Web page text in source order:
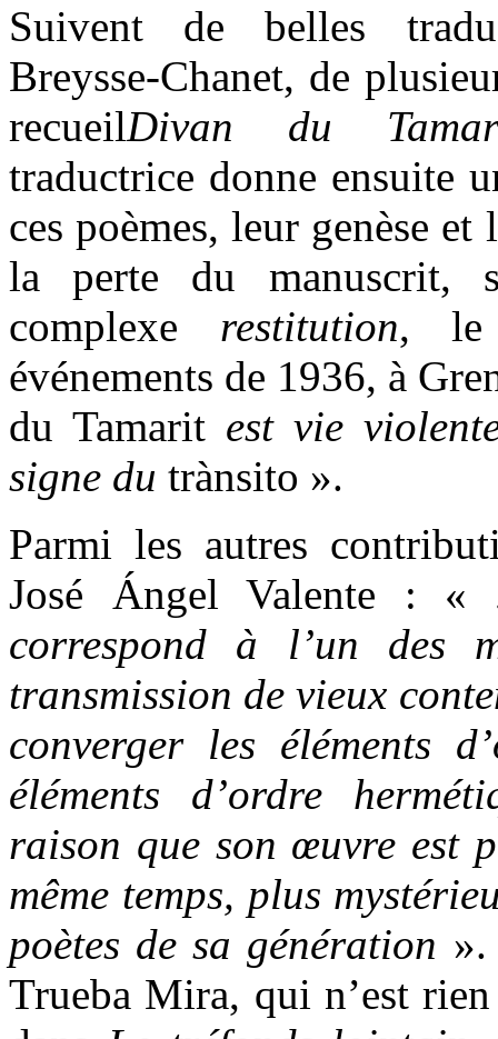
Suivent de belles
Breysse-Chanet, de
recueilDivan du
traductrice donne ensuite
ces poèmes, leur genèse et
la perte du manuscrit,
complexe restitution, le
événements de 1936, à
du Tamarit est vie
signe du trànsito ».
Parmi les autres
José Ángel Valente : «
correspond à l’un des
transmission de vieux
converger les éléments
éléments d’ordre
raison que son œuvre est
même temps, plus
poètes de sa génération ».
Trueba Mira, qui n’est